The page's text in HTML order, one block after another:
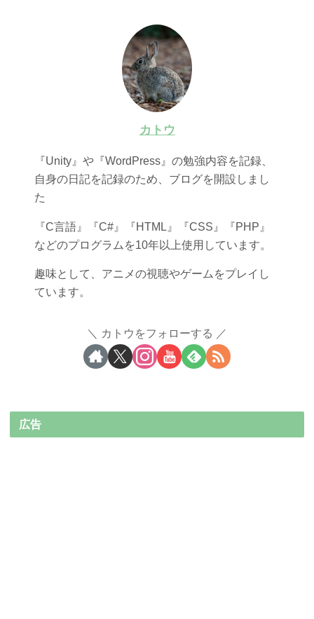
カトウ
『Unity』や『WordPress』の勉強内容を記録、
自身の日記を記録のため、ブログを開設しまし
た
『C言語』『C#』『HTML』『CSS』『PHP』
などのプログラムを10年以上使用しています。
趣味として、アニメの視聴やゲームをプレイし
ています。
カトウをフォローする
広告